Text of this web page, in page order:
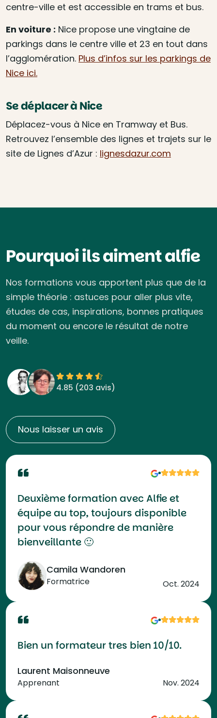
centre-ville et est accessible en trams et bus.
En voiture : Nice propose une vingtaine de
parkings dans le centre ville et 23 en tout dans
l’agglomération. Plus d’infos sur les parkings de
Nice ici.
Se déplacer à Nice
Déplacez-vous à Nice en Tramway et Bus.
Retrouvez l’ensemble des lignes et trajets sur le
site de Lignes d’Azur : lignesdazur.com
Pourquoi ils aiment alfie
Nos formations vous apportent plus que de la
simple théorie : astuces pour aller plus vite,
études de cas, inspirations, bonnes pratiques
du moment ou encore le résultat de notre
veille.
4.85 (203 avis)
Nous laisser un avis
Deuxième formation avec Alfie et
équipe au top, toujours disponible
pour vous répondre de manière
bienveillante 🙂
Camila Wandoren
Formatrice Oct. 2024
Bien un formateur tres bien 10/10.
Laurent Maisonneuve
Apprenant Nov. 2024